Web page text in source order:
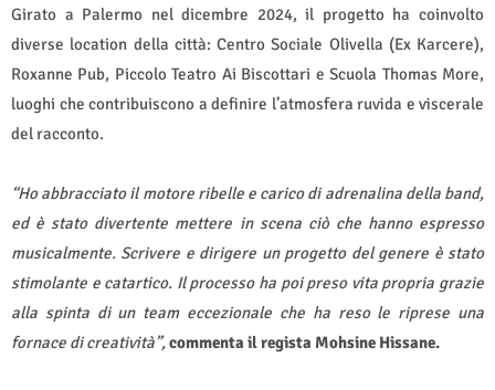
Girato a Palermo nel dicembre 2024, il progetto ha coinvolto
diverse location della città: Centro Sociale Olivella (Ex Karcere),
Roxanne Pub, Piccolo Teatro Ai Biscottari e Scuola Thomas More,
luoghi che contribuiscono a definire l’atmosfera ruvida e viscerale
del racconto.
“Ho abbracciato il motore ribelle e carico di adrenalina della band,
ed è stato divertente mettere in scena ciò che hanno espresso
musicalmente. Scrivere e dirigere un progetto del genere è stato
stimolante e catartico. Il processo ha poi preso vita propria grazie
alla spinta di un team eccezionale che ha reso le riprese una
fornace di creatività”,commenta il regista Mohsine Hissane.